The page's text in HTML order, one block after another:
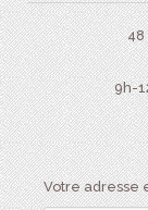
48
9h-
Votre adresse